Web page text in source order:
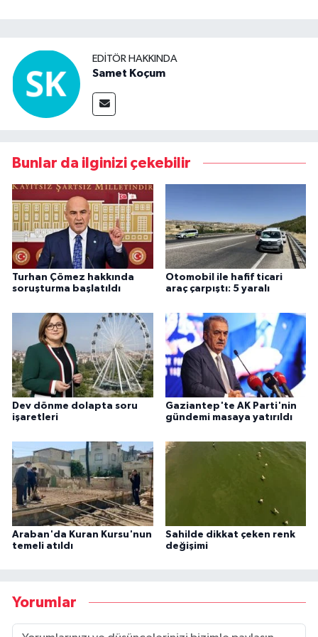
EDITÖR HAKKINDA
Samet Koçum
Bunlar da ilginizi çekebilir
Turhan Çömez hakkında
soruşturma başlatıldı
Otomobil ile hafif ticari
araç çarpıştı: 5 yaralı
Dev dönme dolapta soru
işaretleri
Gaziantep'te AK Parti'nin
gündemi masaya yatırıldı
Araban'da Kuran Kursu'nun
temeli atıldı
Sahilde dikkat çeken renk
değişimi
Yorumlar